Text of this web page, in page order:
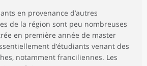
en provenance d’autres
de la région sont peu nombreuses
en première année de master
d’étudiants venant des
notamment franciliennes. Les